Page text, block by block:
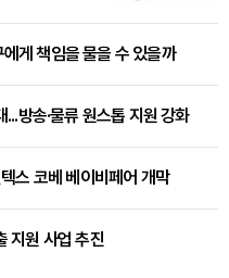
게 책임을 물을 수 있을까
방송·물류 원스톱 지원 강화
스 코베 베이비페어 개막
지원 사업 추진